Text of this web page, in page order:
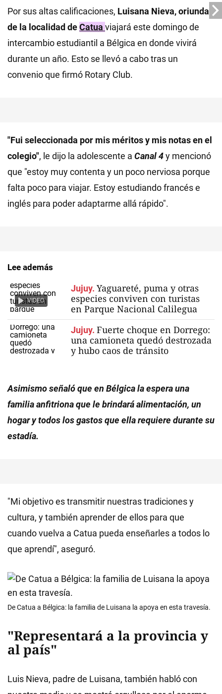
Por sus altas calificaciones, Luisana Nieva, oriunda
de la localidad deCatua viajará este domingo de
intercambio estudiantil a Bélgica en donde vivirá
durante un año. Esto se llevó a cabo tras un
convenio que firmó Rotary Club.
"Fui seleccionada por mis méritos y mis notas en el
colegio", le dijo la adolescente a Canal 4y mencionó
que "estoy muy contenta y un poco nerviosa porque
falta poco para viajar. Estoy estudiando francés e
inglés para poder adaptarme allá rápido".
Lee además
VIDEO
Jujuy. Yaguareté, puma y otras
especies conviven con turistas
en Parque Nacional Calilegua
Jujuy. Fuerte choque en Dorrego:
una camioneta quedó destrozada
y hubo caos de tránsito
Asimismo señaló que en Bélgica la espera una
familia anfitriona que le brindará alimentación, un
hogar y todos los gastos que ella requiere durante su
estadía.
"Mi objetivo es transmitir nuestras tradiciones y
cultura, y también aprender de ellos para que
cuando vuelva a Catua pueda enseñarles a todos lo
que aprendí", aseguró.
De Catua a Bélgica: la familia de Luisana la apoya en esta travesía.
"Representará a la provincia y
al país"
Luis Nieva, padre de Luisana, también habló con